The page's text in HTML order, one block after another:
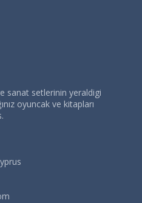
sanat setlerinin yeraldigi
oyuncak ve kitapları